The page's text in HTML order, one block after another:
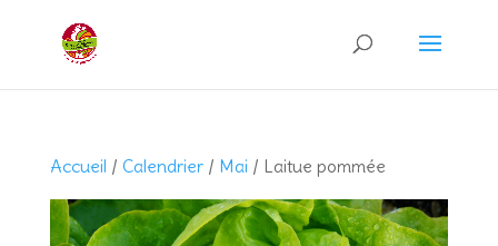
Recherche
produits
Accueil / Calendrier/ Mai / Laitue pommée